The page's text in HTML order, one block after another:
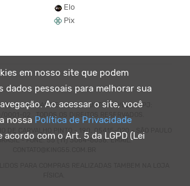
em nosso site que podem
dados pessoais para melhorar sua
Ao acessar o site, você
nossa Política de Privacidade
acordo com o Art. 5 da LGPD (Lei
Elo
Pix
DE ROUPAS VEGANO E SUSTENTÁVEL. CNPJ:
02 . TODOS OS DIREITOS RESERVADOS.
DE CARVALHO PINTO - 190, 05415-020 - SÃO PAULO
- FONE: 55 (11) 3064-8056. EMAIL: